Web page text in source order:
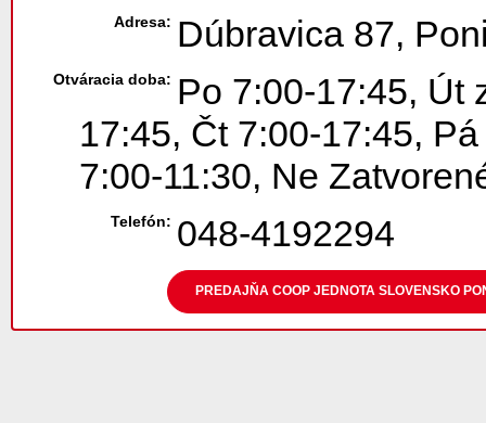
Adresa: Dúbravica 87,
Otváracia doba: Po 7:00-17:45, Út
17:45, Čt 7:00-17:45,
7:00-11:30, Ne
Telefón: 048-4192294
PREDAJŇA COOP JEDNOTA SLOVENSKO